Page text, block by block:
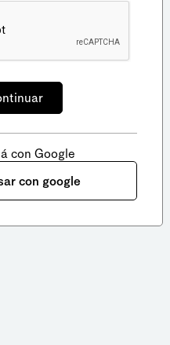
con Google
con google